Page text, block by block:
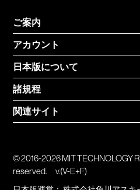
ご案内
アカウント
日本版について
諸規程
関連サイト
© 2016-2026 MIT TECHNOLOGY
reserved.
v.(V-E+F)